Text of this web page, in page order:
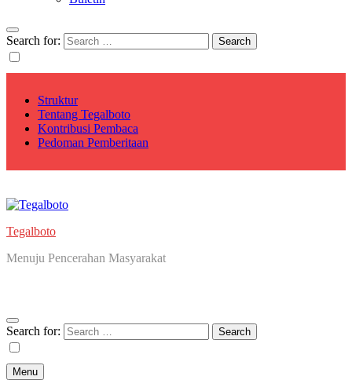
Search for:
Struktur
Tentang Tegalboto
Kontribusi Pembaca
Pedoman Pemberitaan
Tegalboto
Menuju Pencerahan Masyarakat
Search for:
Menu